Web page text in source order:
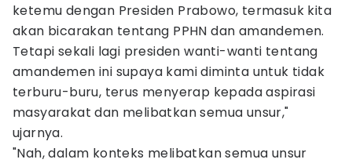
ketemu dengan Presiden Prabowo, termasuk kita
akan bicarakan tentang PPHN dan amandemen.
Tetapi sekali lagi presiden wanti-wanti tentang
amandemen ini supaya kami diminta untuk tidak
terburu-buru, terus menyerap kepada aspirasi
masyarakat dan melibatkan semua unsur,"
ujarnya.
"Nah, dalam konteks melibatkan semua unsur